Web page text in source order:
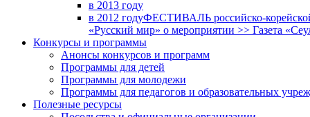
в 2013 году
в 2012 годуФЕСТИВАЛЬ российско-
«Русский мир» о мероприятии >> Газета
Конкурсы и программы
Анонсы конкурсов и программ
Программы для детей
Программы для молодежи
Программы для педагогов и образовательных
Полезные ресурсы